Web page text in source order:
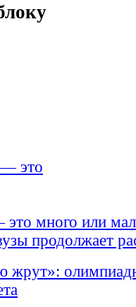
много или
продолжает